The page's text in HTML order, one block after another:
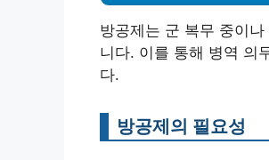
방공제는 군 복무 중이
니다. 이를 통해 병역 의
다.
방공제의 필요성